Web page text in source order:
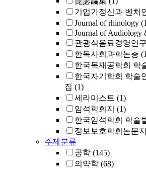
기업가정신과 벤처
Journal of rhinology
Journal of Audiology
관광식음료경영연구
한독사회과학논총
한국목재공학회 학
한국자기학회 학술
집 (1)
세라미스트 (1)
암석학회지 (1)
한국암석학회 학술
정보보호학회논문지
주제분류
공학 (145)
의약학 (68)